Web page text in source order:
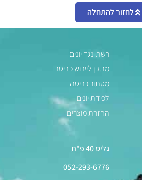
לחזור להתחלה
רשת נגד יונים
מתקן לייבוש כביסה
מסתור כביסה
לכידת יונים
החזרת מוצרים
גליס 40 פ"ת
052-293-6776